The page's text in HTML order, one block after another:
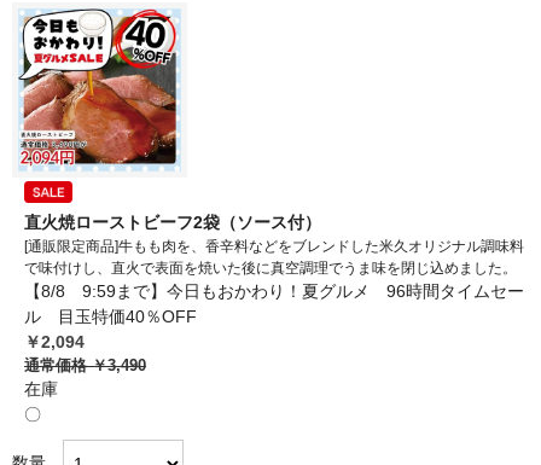
直火焼ローストビーフ2袋（ソース付）
[通販限定商品]牛もも肉を、香辛料などをブレンドした米久オリジナル調味料
で味付けし、直火で表面を焼いた後に真空調理でうま味を閉じ込めました。
【8/8 9:59まで】今日もおかわり！夏グルメ 96時間タイムセー
ル 目玉特価40％OFF
￥2,094
通常価格￥3,490
在庫
〇